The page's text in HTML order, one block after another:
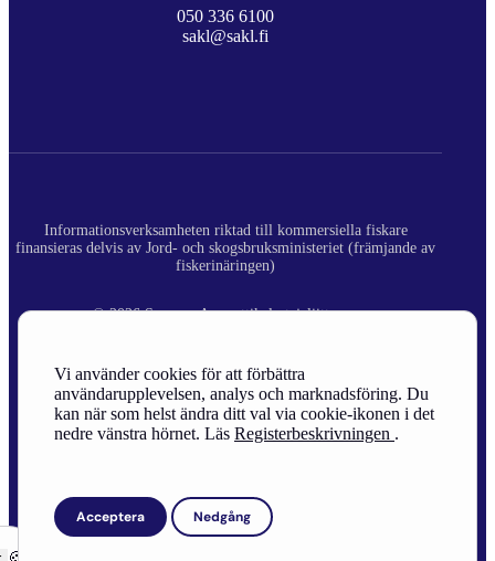
Vi använder cookies för att förbättra
användarupplevelsen, analys och marknadsföring. Du
kan när som helst ändra ditt val via cookie-ikonen i det
nedre vänstra hörnet. Läs Registerbeskrivningen .
Acceptera Nedgång
050 336 6100
sakl@sakl.fi
Informationsverksamheten riktad till kommersiella fiskare
finansieras delvis av Jord- och skogsbruksministeriet (främjande av
fiskerinäringen)
© 2026 Suomen Ammattikalastajaliitto ry.
Site Credits